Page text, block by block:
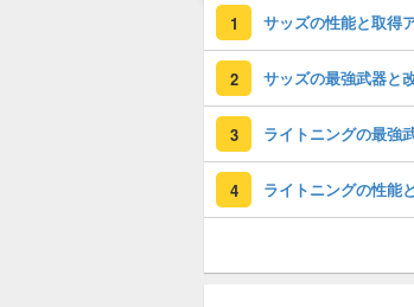
1 サッズの性能と取得
2 サッズの最強武器と
3 ライトニングの最強
4 ライトニングの性能